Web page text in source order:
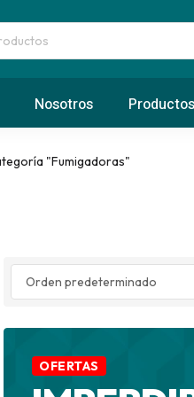
Nosotros Productos
"Fumigadoras"
OFERTAS